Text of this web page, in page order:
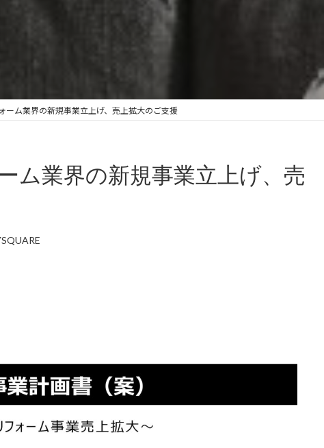
ーム業界の新規事業立上げ、売上拡大のご支援
ム業界の新規事業立上げ、売